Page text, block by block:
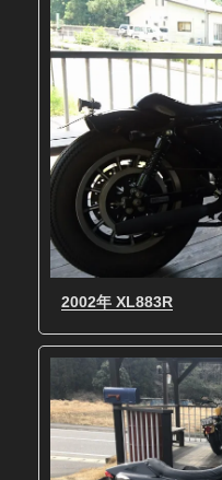
2002年 XL883R